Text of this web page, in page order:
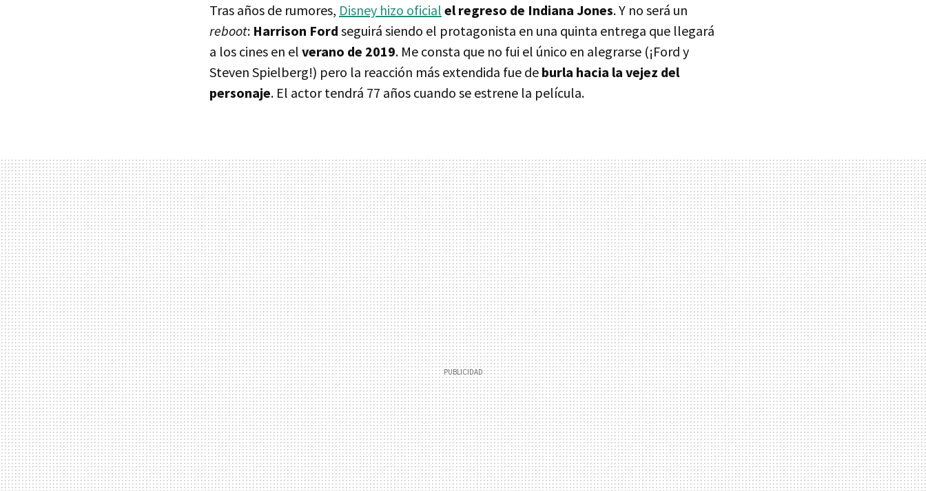
Tras años de rumores, Disney hizo oficial el regreso de Indiana Jones. Y no será un
reboot: Harrison Ford seguirá siendo el protagonista en una quinta entrega que llegará
a los cines en el verano de 2019. Me consta que no fui el único en alegrarse (¡Ford y
Steven Spielberg!) pero la reacción más extendida fue de burla hacia la vejez del
personaje. El actor tendrá 77 años cuando se estrene la película.